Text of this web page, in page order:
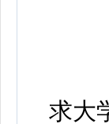
（
（
求大